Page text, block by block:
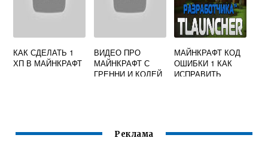
КАК СДЕЛАТЬ 1
ХП В МАЙНКРАФТ
ВИДЕО ПРО
МАЙНКРАФТ С
ГРЕННИ И КОЛЕЙ
МАЙНКРАФТ КОД
ОШИБКИ 1 КАК
ИСПРАВИТЬ
Реклама